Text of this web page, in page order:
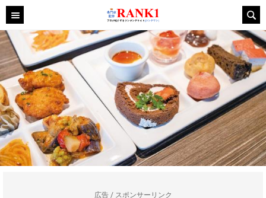
広告 / スポンサーリンク